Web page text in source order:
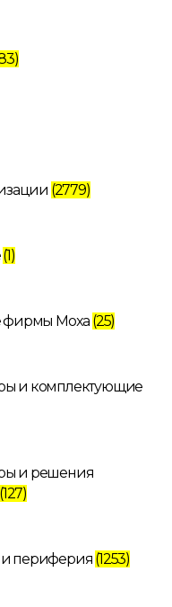
(2779)
(1)
фирмы Moxa (25)
и комплектующие
и решения
(127)
периферия (1253)